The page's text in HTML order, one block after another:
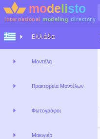
international modeling directory
Ελλάδα
Μοντέλα
Πρακτορεία Μοντέλων
Φωτογράφοι
Μακιγιέρ